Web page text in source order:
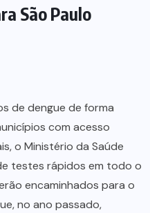
São Paulo
de dengue de forma
com acesso
o Ministério da Saúde
testes rápidos em todo o
encaminhados para o
no ano passado,